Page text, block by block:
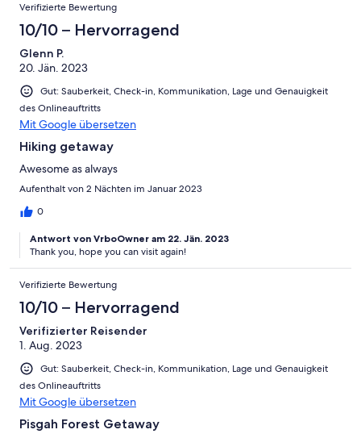
Verifizierte Bewertung
10/10 – Hervorragend
Glenn P.
20. Jän. 2023
Gut: Sauberkeit, Check-in, Kommunikation, Lage und Genauigkeit
des Onlineauftritts
Mit Google übersetzen
Hiking getaway
Awesome as always
Aufenthalt von 2 Nächten im Januar 2023
0
Antwort von VrboOwner am 22. Jän. 2023
Thank you, hope you can visit again!
Verifizierte Bewertung
10/10 – Hervorragend
Verifizierter Reisender
1. Aug. 2023
Gut: Sauberkeit, Check-in, Kommunikation, Lage und Genauigkeit
des Onlineauftritts
Mit Google übersetzen
Pisgah Forest Getaway